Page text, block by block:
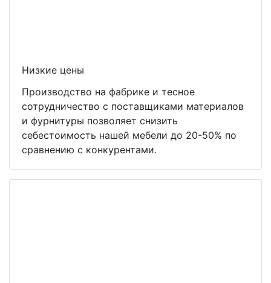
Низкие цены
Производство на фабрике и тесное
сотрудничество с поставщиками материалов
и фурнитуры позволяет снизить
себестоимость нашей мебели до 20-50% по
сравнению с конкурентами.